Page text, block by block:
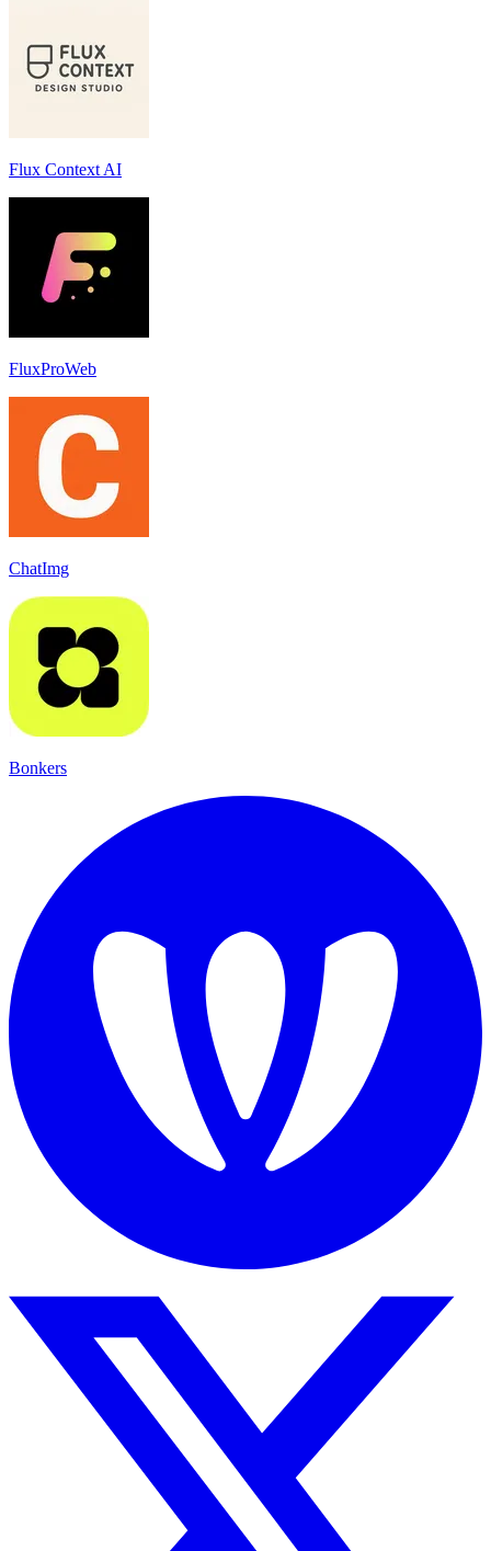
Flux Context AI
FluxProWeb
ChatImg
Bonkers